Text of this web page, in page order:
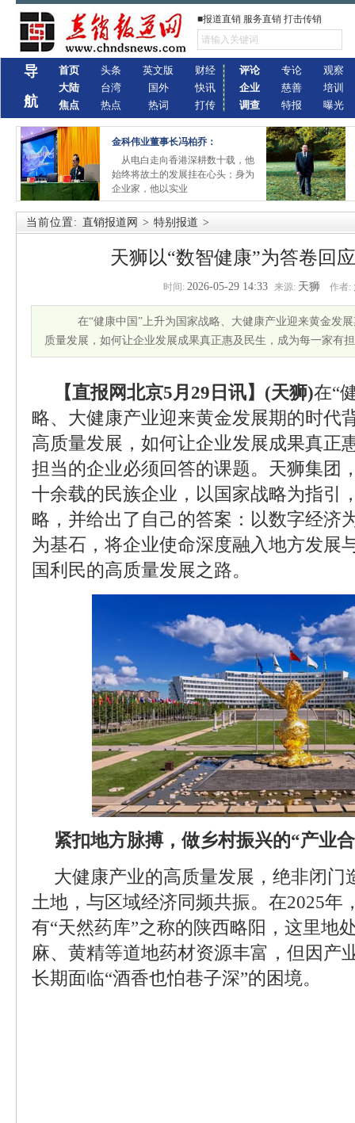
■报道直销 服务直销 打击传销
导
航
首页
大陆
焦点
头条
台湾
热点
英文版
国外
热词
财经
快讯
打传
评论
企业
调查
专论
慈善
特报
观察
培训
曝光
金科伟业董事长冯柏乔：
从电白走向香港深耕数十载，他
始终将故土的发展挂在心头；身为
企业家，他以实业
当前位置: 直销报道网 > 特别报道 >
天狮以“数智健康”为答卷回
时间: 2026-05-29 14:33 来源: 天狮 作者:
在“健康中国”上升为国家战略、大健康产业迎来黄金发
质量发展，如何让企业发展成果真正惠及民生，成为每一家有
【直报网北京5月29日讯】(天狮)在“
略、大健康产业迎来黄金发展期的时代
高质量发展，如何让企业发展成果真正
担当的企业必须回答的课题。天狮集团
十余载的民族企业，以国家战略为指引
略，并给出了自己的答案：以数字经济
为基石，将企业使命深度融入地方发展
国利民的高质量发展之路。
紧扣地方脉搏，做乡村振兴的“产业
大健康产业的高质量发展，绝非闭门
土地，与区域经济同频共振。在2025年
有“天然药库”之称的陕西略阳，这里地
麻、黄精等道地药材资源丰富，但因产
长期面临“酒香也怕巷子深”的困境。